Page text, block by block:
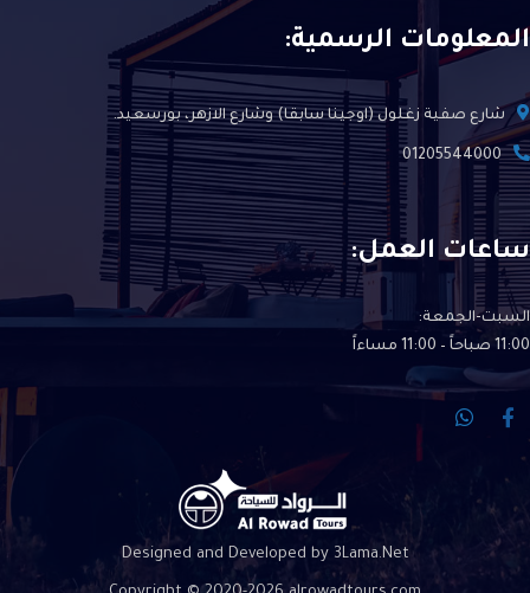
المعلومات الرسمية:
شارع صفية زغلول (اوجينا سابقا) وشارع الازهر، بورسعيد.
01205544000
ساعات العمل:
السبت-الجمعة:
11:00 صباحاً – 11:00 مساءاً
Designed and Developed by 3Lama.Net